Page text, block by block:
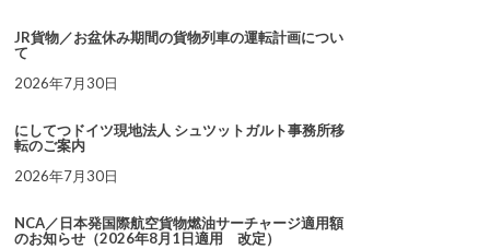
JR貨物／お盆休み期間の貨物列車の運転計画につい
て
2026年7月30日
にしてつドイツ現地法人 シュツットガルト事務所移
転のご案内
2026年7月30日
NCA／日本発国際航空貨物燃油サーチャージ適用額
のお知らせ（2026年8月1日適用 改定）